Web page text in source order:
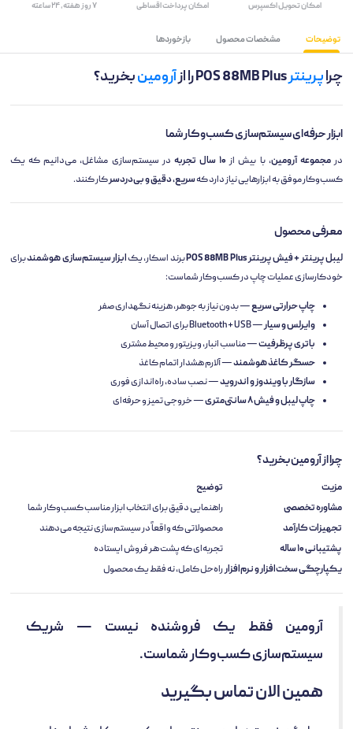
اﻣﮑﺎن ﺗﺤﻮﯾﻞ اﮐﺴﭙﺮس امکان پرداخت اقساطی ۷ روز ﻫﻔﺘﻪ، ۲۴ ﺳﺎﻋﺘﻪ
توضیحات مشخصات محصول بازخوردها
چراپرینترPOS 88MB Plus را از آرومینبخرید؟
ابزار حرفه‌ای سیستم‌سازی کسب‌وکار شما
درمجموعه آرومین، با بیش از ۱۰ سال تجربه
در سیستم‌سازی مشاغل، می‌دانیم که یک
کسب‌وکار موفق به ابزارهایی نیاز دارد کهسریع، دقیق و بی‌دردسرکار کنند.
معرفی محصول
لیبل پرینتر + فیش پرینتر POS 88MB Plus برند اسکار، یکابزار سیستم‌سازی هوشمندبرای
خودکارسازی عملیات چاپ در کسب‌وکار شماست:
چاپ حرارتی سریع— بدون نیاز به جوهر، هزینه نگهداری صفر
وایرلس و سیار— Bluetooth + USB برای اتصال آسان
باتری پرظرفیت— مناسب انبار، ویزیتور و محیط مشتری
حسگر کاغذ هوشمند— آلارم هشدار اتمام کاغذ
سازگار با ویندوز و اندروید— نصب ساده، راه‌اندازی فوری
چاپ لیبل و فیش ۸ سانتی‌متری
— خروجی تمیز و حرفه‌ای
چرا از آرومین بخرید؟
مزیت
توضیح
مشاوره تخصصی
راهنمایی دقیق برای انتخاب ابزار مناسب کسب‌وکار شما
تجهیزات کارآمد
محصولاتی که واقعاً در سیستم‌سازی نتیجه می‌دهند
پشتیبانی ۱۰ ساله
تجربه‌ای که پشت هر فروش ایستاده
یکپارچگی سخت‌افزار و نرم‌افزارراه‌حل کامل، نه فقط یک محصول
آرومین فقط یک فروشنده نیست — شریک
سیستم‌سازی کسب‌وکار شماست.
همین الان تماس بگیرید